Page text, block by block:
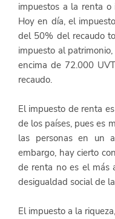
impuestos a la renta o
Hoy en día, el
del 50% del recaudo
impuesto al
encima de 72.000
recaudo.
El impuesto de renta
de los países, pues es
las personas en un
embargo, hay cierto
de renta no es el más
desigualdad social de
El impuesto a la